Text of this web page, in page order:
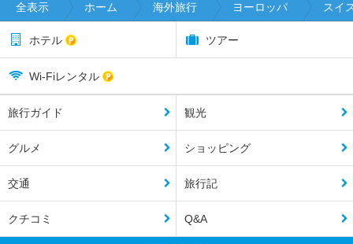
全表示 ホーム 海外旅行 ヨーロッパ スイ
ホテル ツアー
Wi-Fiレンタル
旅行ガイド 観光
グルメ ショッピング
交通 旅行記
クチコミ Q&A